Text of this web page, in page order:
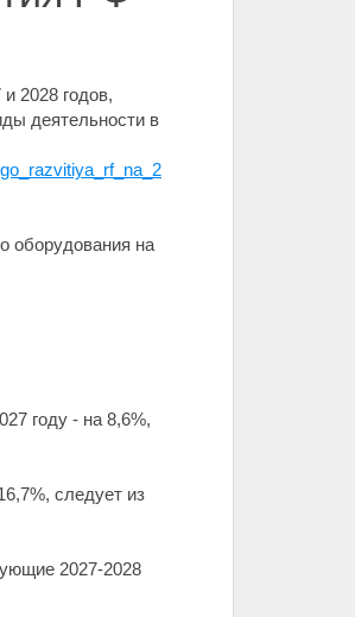
2028 годов,
деятельности в
оборудования на
году - на 8,6%,
следует из
2027-2028